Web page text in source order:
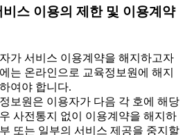
비스 이용의 제한 및 이용계약
가 서비스 이용계약을 해지하고자
는 온라인으로 교육정보원에 해지
여야 합니다.
보원은 이용자가 다음 각 호에 해당
사전통지 없이 이용계약을 해지하
또는 일부의 서비스 제공을 중지할